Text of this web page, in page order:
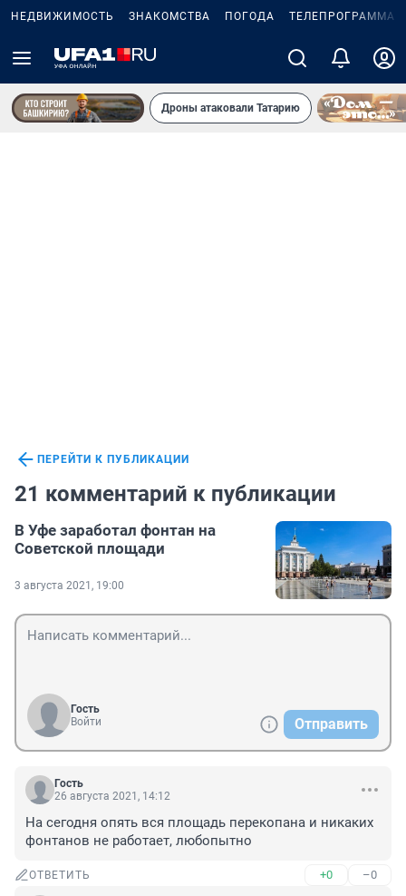
НЕДВИЖИМОСТЬ ЗНАКОМСТВА ПОГОДА ТЕЛЕПРОГРАММА
Дроны атаковали Татарию
ПЕРЕЙТИ К ПУБЛИКАЦИИ
21 комментарий к публикации
В Уфе заработал фонтан на
Советской площади
3 августа 2021, 19:00
Гость
Войти
Отправить
Гость
26 августа 2021, 14:12
На сегодня опять вся площадь перекопана и никаких
фонтанов не работает, любопытно
ОТВЕТИТЬ +0 –0